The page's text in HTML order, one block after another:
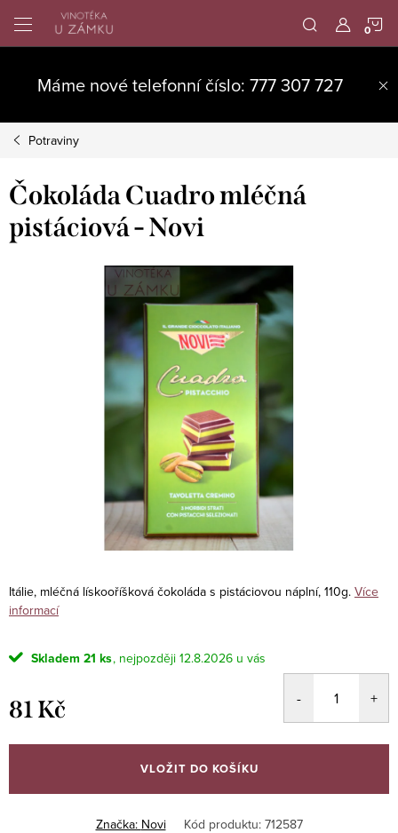
obsah
Máme nové telefonní číslo: 777 307 727
Potraviny
Čokoláda Cuadro mléčná
pistáciová - Novi
Itálie, mléčná lískooříšková čokoláda s pistáciovou náplní, 110g. Více
informací
Skladem 21 ks 12.8.2026
81 Kč
cena:
VLOŽIT DO KOŠÍKU
Značka: Novi Kód produktu: 712587